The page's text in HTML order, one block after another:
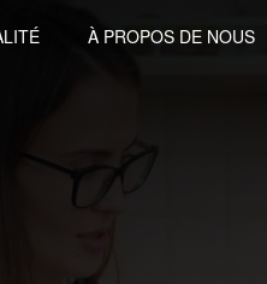
À PROPOS DE NOUS